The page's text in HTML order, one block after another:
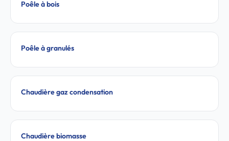
Poêle à bois
Poêle à granulés
Chaudière gaz condensation
Chaudière biomasse